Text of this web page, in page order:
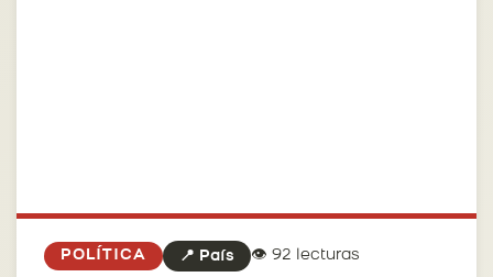
POLÍTICA 📍 País 👁️ 92 lecturas